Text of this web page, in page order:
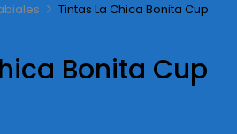
Tintas La Chica Bonita Cup
Bonita Cup